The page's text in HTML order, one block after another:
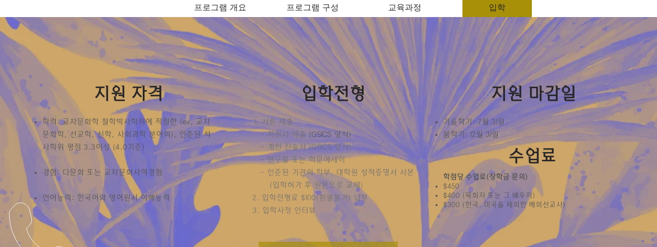
프로그램 개요 프로그램 구성 교육과정 입학
​지원 자격
학력: 교차문화학 철학박사학위에 적절한 (ex, 교차
문화학, 선교학, 신학, 사회과학 분야의), 인준된 석
사학위 평점 3.3이상 (4.0기준)
경험: 다문화 또는 교차문화사역경험
언어능력: 한국어와 영어원서 이해능력
입학전형
1. 서류 제출:
- 지원서 제출 (GSICS 양식)
- 개인 진술서 (GSICS 양식)
- 연구물 또는 학문에세이
- 인준된 기관의 학부, 대학원 성적증명서 사본
(입학허가 후 원본으로 교체)
2. 입학전형료 $100(환불불가) 납부
3. 입학사정 인터뷰
지원 마감일
가을학기: 7월 31일
봄학기: 12월 31일
​수업료
학점당 수업료(장학금 문의)
$450
$400 (목회자 또는 그 배우자)
$300 (한국, 미국을 제외한 해외선교사)